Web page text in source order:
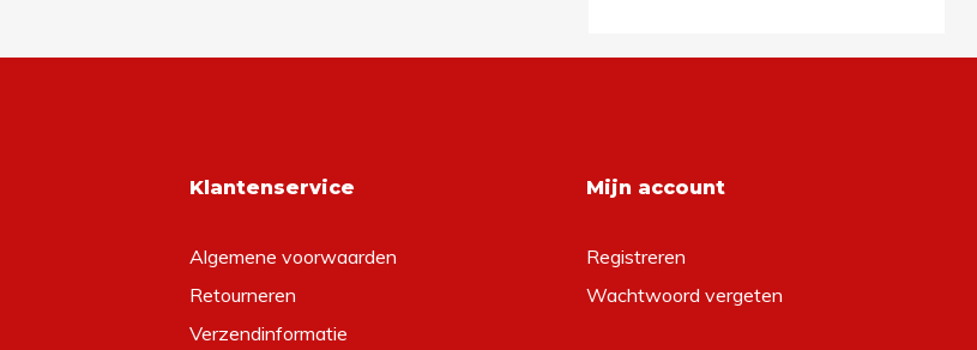
Klantenservice
Algemene voorwaarden
Retourneren
Verzendinformatie
Mijn account
Registreren
Wachtwoord vergeten